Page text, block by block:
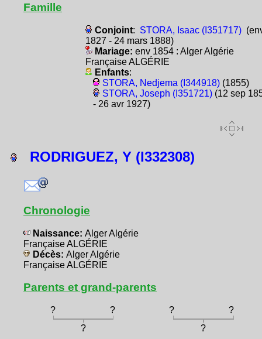
Famille
Conjoint: STORA, Isaac (I351717)
1827 - 24 mars 1888)
Mariage: env 1854 : Alger Algérie
Française ALGÉRIE
Enfants:
STORA, Nedjema (I344918)(1855)
STORA, Joseph (I351721)(12 sep
- 26 avr 1927)
RODRIGUEZ, Y (I332308)
Chronologie
Naissance: Alger Algérie
Française ALGÉRIE
Décès: Alger Algérie
Française ALGÉRIE
Parents et grand-parents
? ? ?
?
?
?